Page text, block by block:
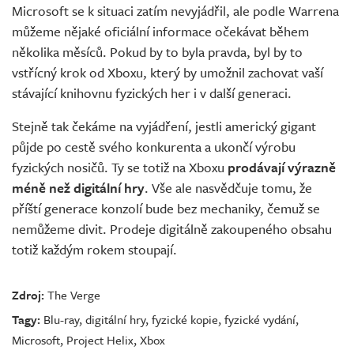
Microsoft se k situaci zatím nevyjádřil, ale podle Warrena
můžeme nějaké oficiální informace očekávat během
několika měsíců. Pokud by to byla pravda, byl by to
vstřícný krok od Xboxu, který by umožnil zachovat vaší
stávající knihovnu fyzických her i v další generaci.
Stejně tak čekáme na vyjádření, jestli americký gigant
půjde po cestě svého konkurenta a ukončí výrobu
fyzických nosičů. Ty se totiž na Xboxu prodávají výrazně
méně než digitální hry. Vše ale nasvědčuje tomu, že
příští generace konzolí bude bez mechaniky, čemuž se
nemůžeme divit. Prodeje digitálně zakoupeného obsahu
totiž každým rokem stoupají.
Zdroj:The Verge
Tagy: Blu-ray,digitální hry,fyzické kopie,fyzické vydání,
Microsoft, Project Helix,Xbox